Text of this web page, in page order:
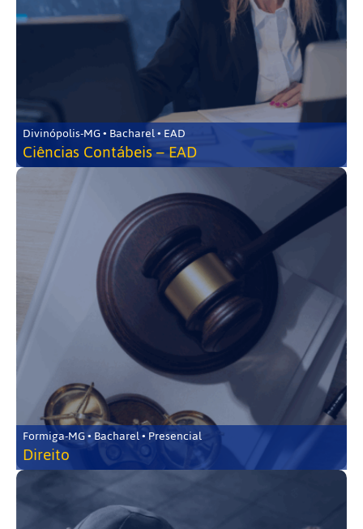
Divinópolis-MG • Bacharel • EAD
Ciências Contábeis – EAD
Formiga-MG • Bacharel • Presencial
Direito